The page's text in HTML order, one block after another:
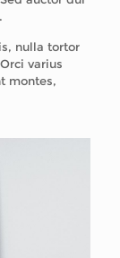
nulla tortor
varius
montes,